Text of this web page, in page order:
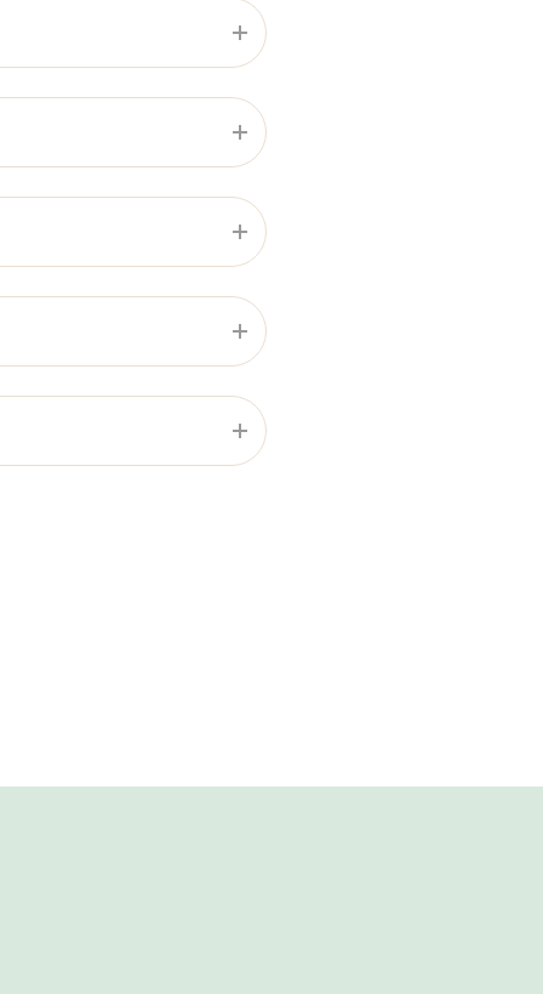
にご連絡ください。安易